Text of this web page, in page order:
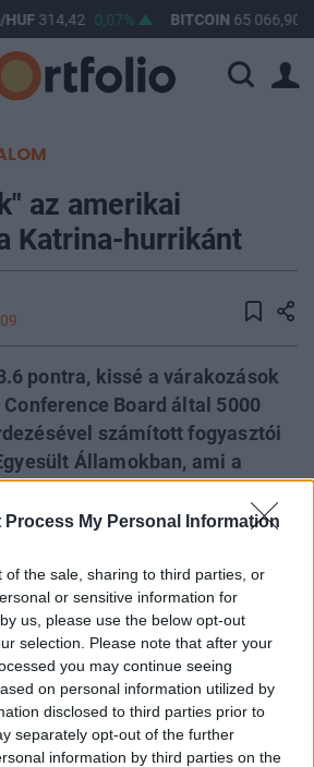
Process My Personal Information
of the sale, sharing to third parties, or
or sensitive information for
us, please use the below opt-out
selection. Please note that after your
you may continue seeing
on personal information utilized by
disclosed to third parties prior to
separately opt-out of the further
information by third parties on the
HUF314,42 0,07% BITCOIN 65 066,90
az amerikai
Katrina-hurrikánt
pontra, kissé a várakozások
Board által 5000
számított fogyasztói
Államokban, ami a
rohamban.
indexe 8.3 ponttal 121.5 pontra
belül a legnagyobb egyhavi indx-
6 hónapra vonatkozó
pontra nőtt az előző havi 88.4
is rámutatott, hogy azon
szerint rosszak a gazdasági